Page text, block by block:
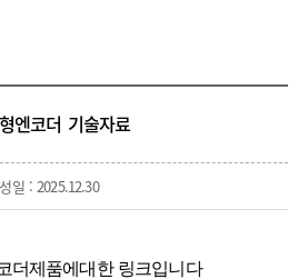
엔코더 기술자료
일 : 2025.12.30
더제품에대한 링크입니다